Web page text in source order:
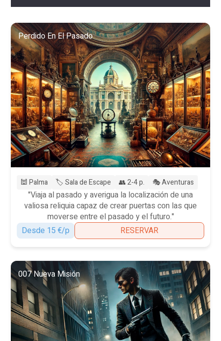
Perdido En El Pasado
🕍 Palma 🏷️ Sala de Escape 👥 2-4 p. 🎭 Aventuras
"Viaja al pasado y averigua la localización de una
valiosa reliquia capaz de crear puertas con las que
moverse entre el pasado y el futuro."
Desde 15 €/p
RESERVAR
007 Nueva Misión